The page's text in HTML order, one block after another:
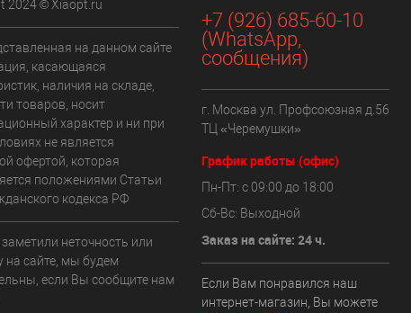
2024 © Xiaopt.ru
на данном сайте
касающаяся
наличия на складе,
товаров, носит
характер и ни при
не является
офертой, которая
положениями Статьи
кодекса РФ
неточность или
на сайте, мы будем
если Вы сообщите нам
+7 (926) 685-60-10
(WhatsApp,
сообщения)
г. Москва ул. Профсоюзная д.56
ТЦ «Черемушки»
График работы (офис)
Пн-Пт: с 09:00 до 18:00
Сб-Вс: Выходной
Заказ на сайте: 24 ч.
Если Вам понравился наш
интернет-магазин, Вы можете